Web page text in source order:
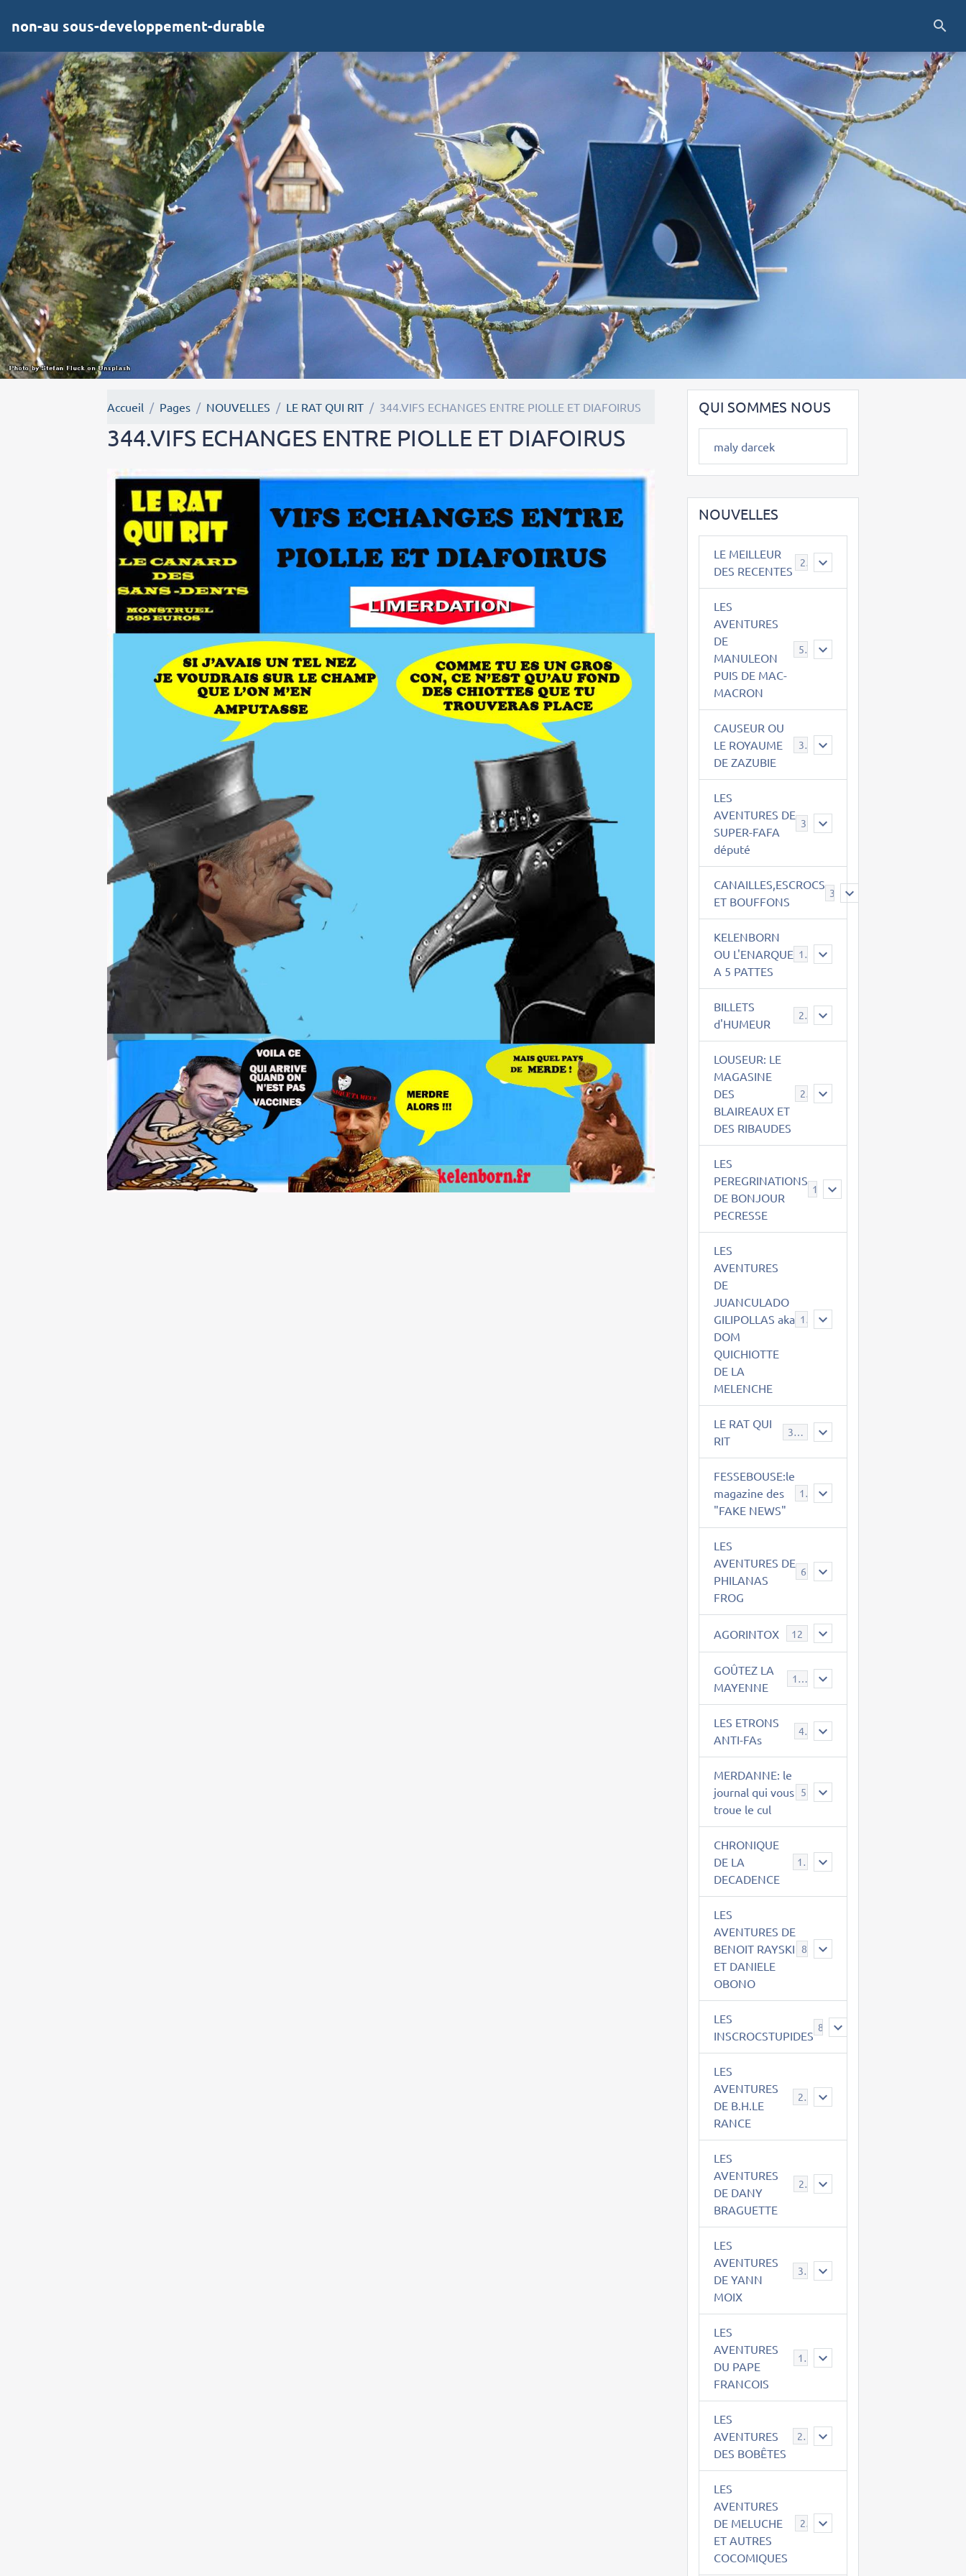
non-au sous-developpement-durable
Accueil Pages NOUVELLES LE RAT QUI RIT 344.VIFS ECHANGES ENTRE PIOLLE ET DIAFOIRUS
344.VIFS ECHANGES ENTRE PIOLLE ET DIAFOIRUS
QUI SOMMES NOUS
maly darcek
NOUVELLES
LE MEILLEUR
DES RECENTES
2
LES
AVENTURES
DE
MANULEON
PUIS DE MAC-
MACRON
543
CAUSEUR OU
LE ROYAUME
DE ZAZUBIE
38
LES
AVENTURES DE
SUPER-FAFA
député
CANAILLES,ESCROCS
ET BOUFFONS
385
KELENBORN
OU L'ENARQUE
A 5 PATTES
14
BILLETS
d'HUMEUR
2
LOUSEUR: LE
MAGASINE
DES
BLAIREAUX ET
DES RIBAUDES
21
LES
PEREGRINATIONS
DE BONJOUR
PECRESSE
14
LES
AVENTURES
DE
JUANCULADO
GILIPOLLAS aka
DOM
QUICHIOTTE
DE LA
MELENCHE
119
LE RAT QUI
RIT
395
FESSEBOUSE:le
magazine des
"FAKE NEWS"
19
LES
AVENTURES DE
PHILANAS
FROG
AGORINTOX 12
GOÛTEZ LA
MAYENNE
189
LES ETRONS
ANTI-FAs
4
MERDANNE: le
journal qui vous
troue le cul
CHRONIQUE
DE LA
DECADENCE
12
LES
AVENTURES DE
BENOIT RAYSKI
ET DANIELE
OBONO
LES
INSCROCSTUPIDES
8
LES
AVENTURES
DE B.H.LE
RANCE
21
LES
AVENTURES
DE DANY
BRAGUETTE
29
LES
AVENTURES
DE YANN
MOIX
39
LES
AVENTURES
DU PAPE
FRANCOIS
15
LES
AVENTURES
DES BOBÊTES
23
LES
AVENTURES
DE MELUCHE
ET AUTRES
COCOMIQUES
22